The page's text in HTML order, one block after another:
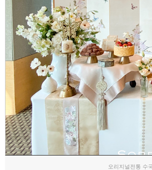
오리지널전통 수